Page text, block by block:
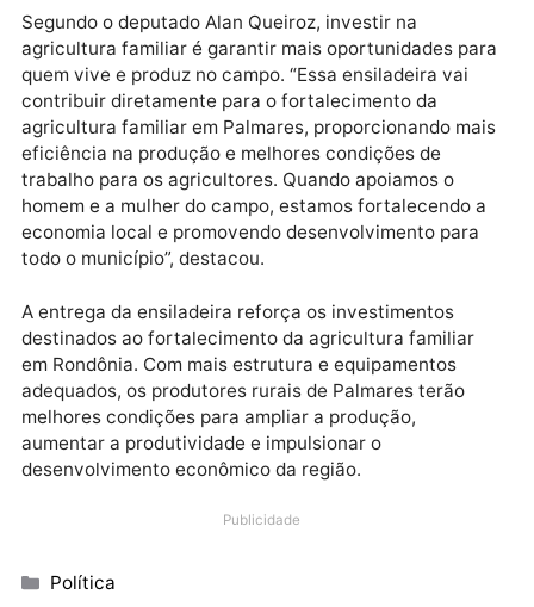
alimentação do rebanho durante os períodos de
estiagem. O equipamento também permitirá
condições de trabalho aos agricultores, reduzindo o
esforço nas atividades diárias e aumentando a
capacidade produtiva das propriedades rurais.
Segundo o deputado Alan Queiroz, investir na
agricultura familiar é garantir mais oportunidades
quem vive e produz no campo. “Essa ensiladeira vai
contribuir diretamente para o fortalecimento da
agricultura familiar em Palmares, proporcionando
eficiência na produção e melhores condições de
trabalho para os agricultores. Quando apoiamos o
homem e a mulher do campo, estamos fortalecendo
economia local e promovendo desenvolvimento para
todo o município”, destacou.
A entrega da ensiladeira reforça os investimentos
em Rondônia. Com mais estrutura e equipamentos